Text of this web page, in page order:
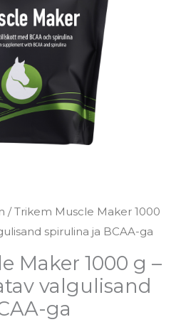
/ Trikem Muscle Maker 1000
spirulina ja BCAA-ga
Maker 1000 g –
valgulisand
ga